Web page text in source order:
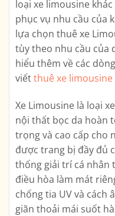
loại xe limousine
phục vụ nhu cầu của
lựa chọn thuê xe
tùy theo nhu cầu của
hiểu thêm về các
viếtthuê xe
Xe Limousine là loại
nội thất bọc da hoàn
trọng và cao cấp cho
được trang bị đầy đủ
thống giải trí cá nhân
điều hòa làm mát
chống tia UV và cách
giãn thoải mái suốt